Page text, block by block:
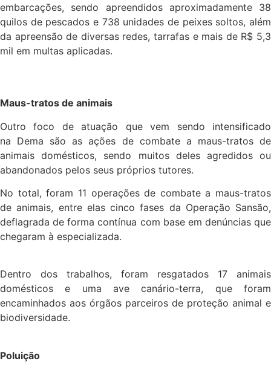
embarcações, sendo apreendidos aproximadamente 38
quilos de pescados e 738 unidades de peixes soltos, além
da apreensão de diversas redes, tarrafas e mais de R$ 5,3
mil em multas aplicadas.
Maus-tratos de animais
Outro foco de atuação que vem sendo intensificado
na Dema são as ações de combate a maus-tratos de
animais domésticos, sendo muitos deles agredidos ou
abandonados pelos seus próprios tutores.
No total, foram 11 operações de combate a maus-tratos
de animais, entre elas cinco fases da Operação Sansão,
deflagrada de forma contínua com base em denúncias que
chegaram à especializada.
Dentro dos trabalhos, foram resgatados 17 animais
domésticos e uma ave canário-terra, que foram
encaminhados aos órgãos parceiros de proteção animal e
biodiversidade.
Poluição